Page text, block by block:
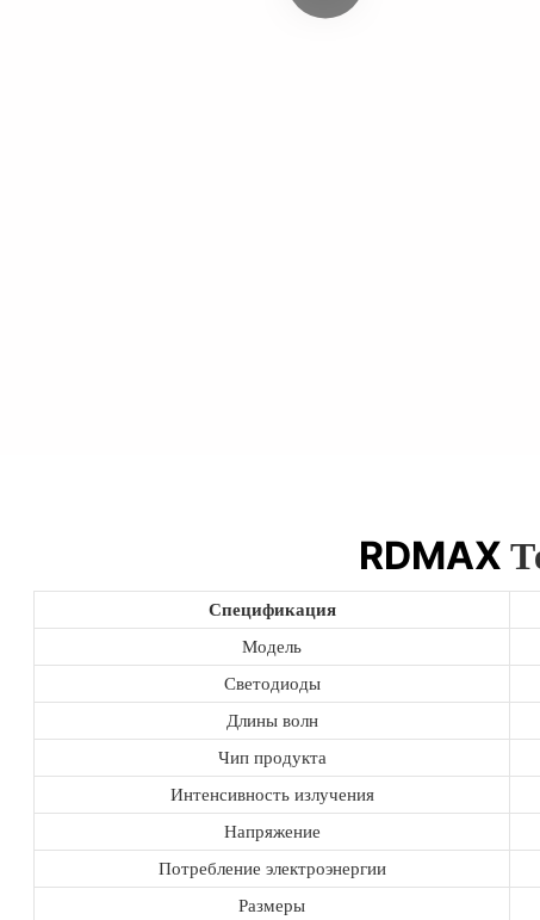
RDMAX
Спецификация
Модель
Светодиоды
Длины волн
Чип продукта
Интенсивность излучения
Напряжение
Потребление электроэнергии
Размеры